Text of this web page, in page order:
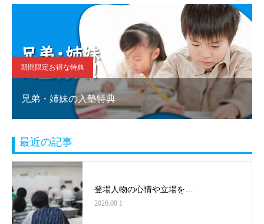
期間限定お得な特典
兄弟・姉妹の入塾特典
最近の記事
登場人物の心情や立場を…
2026.08.1